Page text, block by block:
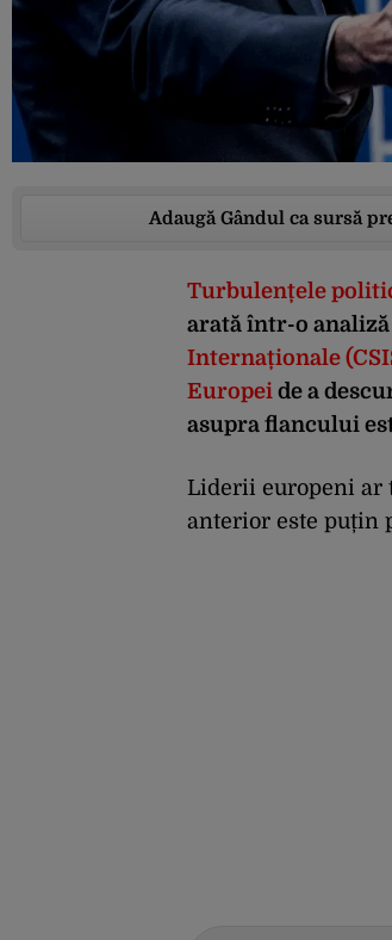
Adaugă Gândul ca sursă
Turbulențele
arată într-o
Internaționale
Europei de a
asupra flancului
Liderii europeni ar
anterior este puțin